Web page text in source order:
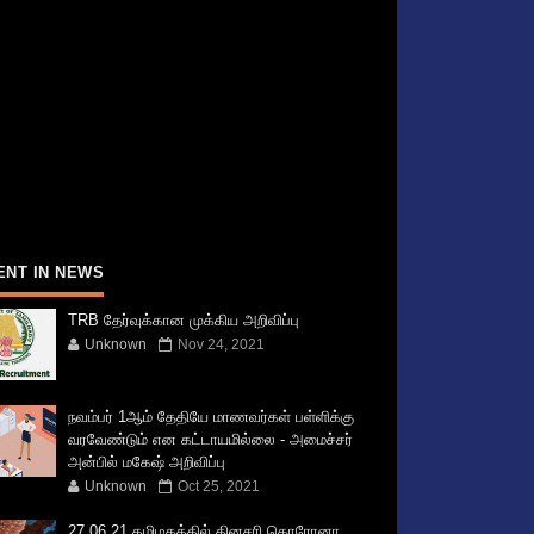
IN NEWS
TRB தேர்வுக்கான முக்கிய அறிவிப்பு
Unknown Nov 24, 2021
நவம்பர் 1ஆம் தேதியே மாணவர்கள் பள்ளிக்கு
வரவேண்டும் என கட்டாயமில்லை - அமைச்சர்
அன்பில் மகேஷ் அறிவிப்பு
Unknown Oct 25, 2021